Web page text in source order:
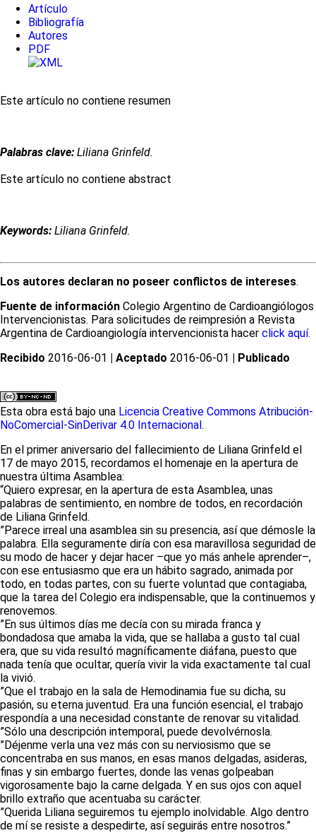
Artículo
Bibliografía
Autores
PDF
Este artículo no contiene resumen
Palabras clave: Liliana Grinfeld.
Este artículo no contiene abstract
Keywords: Liliana Grinfeld.
Los autores declaran no poseer conflictos de intereses.
Fuente de información Colegio Argentino de Cardioangiólogos
Intervencionistas. Para solicitudes de reimpresión a Revista
Argentina de Cardioangiología intervencionista hacer click aquí.
Recibido 2016-06-01 | Aceptado 2016-06-01 | Publicado
Esta obra está bajo una Licencia Creative Commons Atribución-
NoComercial-SinDerivar 4.0 Internacional.
En el primer aniversario del fallecimiento de Liliana Grinfeld el
17 de mayo 2015, recordamos el homenaje en la apertura de
nuestra última Asamblea:
“Quiero expresar, en la apertura de esta Asamblea, unas
palabras de sentimiento, en nombre de todos, en recordación
de Liliana Grinfeld.
”Parece irreal una asamblea sin su presencia, así que démosle la
palabra. Ella seguramente diría con esa maravillosa seguridad de
su modo de hacer y dejar hacer –que yo más anhele aprender–,
con ese entusiasmo que era un hábito sagrado, animada por
todo, en todas partes, con su fuerte voluntad que contagiaba,
que la tarea del Colegio era indispensable, que la continuemos y
renovemos.
”En sus últimos días me decía con su mirada franca y
bondadosa que amaba la vida, que se hallaba a gusto tal cual
era, que su vida resultó magníficamente diáfana, puesto que
nada tenía que ocultar, quería vivir la vida exactamente tal cual
la vivió.
”Que el trabajo en la sala de Hemodinamia fue su dicha, su
pasión, su eterna juventud. Era una función esencial, el trabajo
respondía a una necesidad constante de renovar su vitalidad.
”Sólo una descripción intemporal, puede devolvérnosla.
”Déjenme verla una vez más con su nerviosismo que se
concentraba en sus manos, en esas manos delgadas, asideras,
finas y sin embargo fuertes, donde las venas golpeaban
vigorosamente bajo la carne delgada. Y en sus ojos con aquel
brillo extraño que acentuaba su carácter.
”Querida Liliana seguiremos tu ejemplo inolvidable. Algo dentro
de mí se resiste a despedirte, así seguirás entre nosotros.”